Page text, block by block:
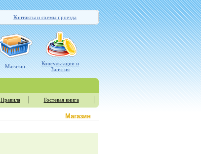
Контакты и схемы проезда
Магазин
Консультации и
Занятия
Правила Гостевая книга
Магазин